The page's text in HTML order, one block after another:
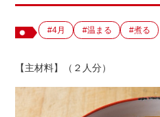
レシピ集
出店用地募集
#4月 #温まる #煮る
【主材料】（２人分）